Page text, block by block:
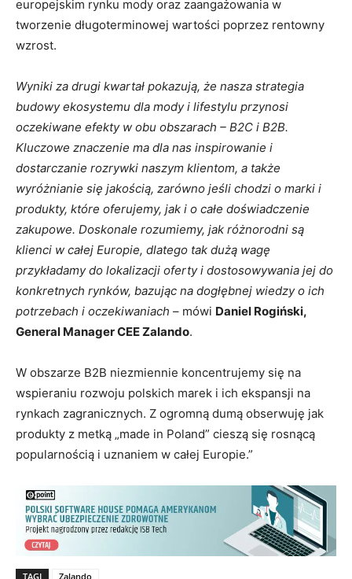
europejskim rynku mody oraz zaangażowania w
tworzenie długoterminowej wartości poprzez rentowny
wzrost.
Wyniki za drugi kwartał pokazują, że nasza strategia
budowy ekosystemu dla mody i lifestylu przynosi
oczekiwane efekty w obu obszarach – B2C i B2B.
Kluczowe znaczenie ma dla nas inspirowanie i
dostarczanie rozrywki naszym klientom, a także
wyróżnianie się jakością, zarówno jeśli chodzi o marki i
produkty, które oferujemy, jak i o całe doświadczenie
zakupowe. Doskonale rozumiemy, jak różnorodni są
klienci w całej Europie, dlatego tak dużą wagę
przykładamy do lokalizacji oferty i dostosowywania jej do
konkretnych rynków, bazując na dogłębnej wiedzy o ich
potrzebach i oczekiwaniach – mówi Daniel Rogiński,
General Manager CEE Zalando.
W obszarze B2B niezmiennie koncentrujemy się na
wspieraniu rozwoju polskich marek i ich ekspansji na
rynkach zagranicznych. Z ogromną dumą obserwuję jak
produkty z metką „made in Poland” cieszą się rosnącą
popularnością i uznaniem w całej Europie.”
TAGI Zalando